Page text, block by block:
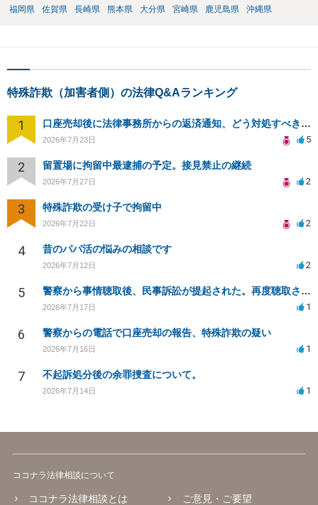
福岡県
佐賀県 長崎県 熊本県 大分県 宮崎県 鹿児島県 沖縄県
特殊詐欺（加害者側）の法律Q&Aランキング
1 口座売却後に法律事務所からの返済通知、どう対処すべきか？
2026年7月23日 5
2 留置場に拘留中最逮捕の予定。接見禁止の継続
2026年7月27日 2
3 特殊詐欺の受け子で拘留中
2026年7月22日 2
4 昔のパパ活の悩みの相談です
2026年7月12日 2
5 警察から事情聴取後、民事訴訟が提起された。再度聴取される可能性は？
2026年7月17日 1
6 警察からの電話で口座売却の報告、特殊詐欺の疑い
2026年7月16日 1
7 不起訴処分後の余罪捜査について。
2026年7月14日 1
ココナラ法律相談について
ココナラ法律相談とは ご意見・ご要望